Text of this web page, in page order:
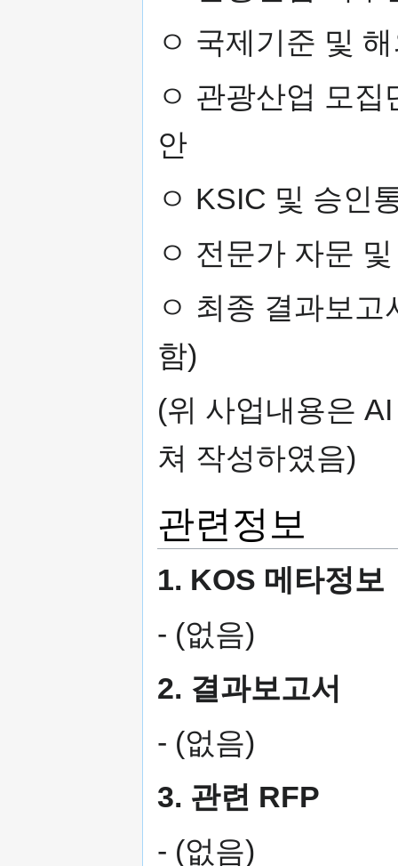
ㅇ 국제기준 및
ㅇ 관광산업 모
안
ㅇ KSIC 및 승인
ㅇ 전문가 자문
ㅇ 최종 결과보
함)
(위 사업내용은
쳐 작성하였음)
관련정보
1. KOS 메타정보
- (없음)
2. 결과보고서
- (없음)
3. 관련 RFP
- (없음)